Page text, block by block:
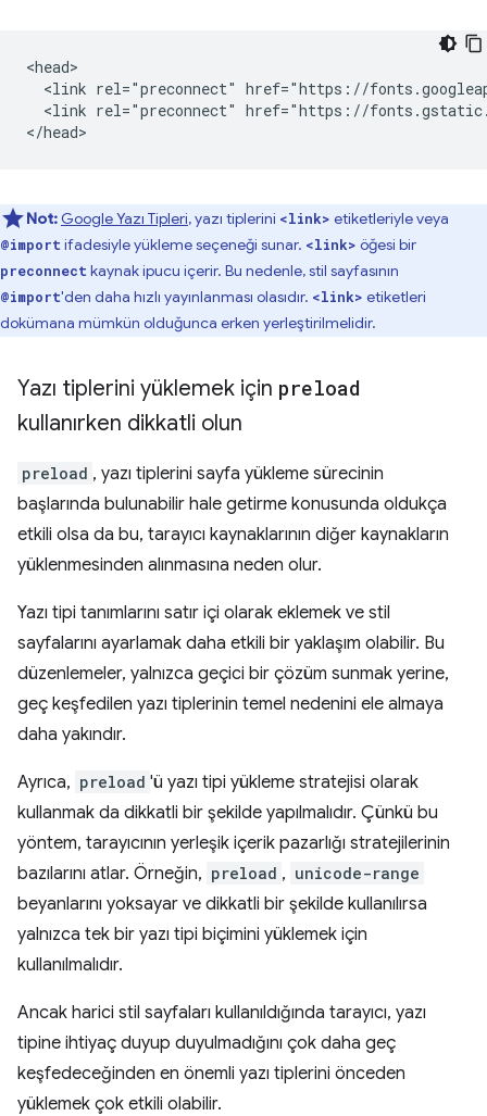
<head>
<link rel="preconnect" href="https://
<link rel="preconnect" href="https://
Not: Google Yazı Tipleri, yazı tiplerini <link> etiketleriyle veya
@import ifadesiyle yükleme seçeneği sunar. <link> öğesi bir
preconnect kaynak ipucu içerir. Bu nedenle, stil sayfasının
@import'den daha hızlı yayınlanması olasıdır. <link> etiketleri
dokümana mümkün olduğunca erken yerleştirilmelidir.
Yazı tiplerini yüklemek için preload
kullanırken dikkatli olun
preload , yazı tiplerini sayfa yükleme sürecinin
başlarında bulunabilir hale getirme konusunda oldukça
etkili olsa da bu, tarayıcı kaynaklarının diğer kaynakların
yüklenmesinden alınmasına neden olur.
Yazı tipi tanımlarını satır içi olarak eklemek ve stil
sayfalarını ayarlamak daha etkili bir yaklaşım olabilir. Bu
düzenlemeler, yalnızca geçici bir çözüm sunmak yerine,
geç keşfedilen yazı tiplerinin temel nedenini ele almaya
daha yakındır.
Ayrıca, preload 'ü yazı tipi yükleme stratejisi olarak
kullanmak da dikkatli bir şekilde yapılmalıdır. Çünkü bu
yöntem, tarayıcının yerleşik içerik pazarlığı stratejilerinin
bazılarını atlar. Örneğin, preload , unicode-range
beyanlarını yoksayar ve dikkatli bir şekilde kullanılırsa
yalnızca tek bir yazı tipi biçimini yüklemek için
kullanılmalıdır.
Ancak harici stil sayfaları kullanıldığında tarayıcı, yazı
tipine ihtiyaç duyup duyulmadığını çok daha geç
keşfedeceğinden en önemli yazı tiplerini önceden
yüklemek çok etkili olabilir.